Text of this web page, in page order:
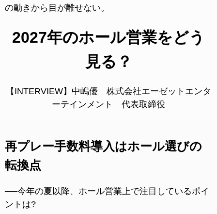
の動きから目が離せない。
2027年のホール営業をどう
見る？
【INTERVIEW】中嶋優 株式会社エーゼットエンタ
ーテインメント 代表取締役
再プレー手数料導入はホール選びの
転換点
──今年の夏以降、ホール営業上で注目しているポイ
ントは?